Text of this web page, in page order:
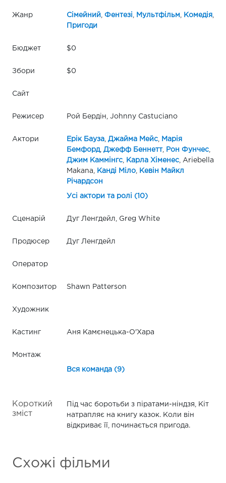
Жанр Сімейний Фентезі Мультфільм, Комедія,
Пригоди
Бюджет $0
Збори $0
Сайт
Режисер Рой Бердін, Johnny Castuciano
Актори Ерік Бауза, Джайма Мейс,
Марія
Бемфорд, Джефф Беннетт, Рон Фунчес,
Джим Каммінгс, Карла Хіменес, Ariebella
Makana,
Канді Міло,
Кевін Майкл
Річардсон
Усі актори та ролі (10)
Сценарій Дуг Ленгдейл, Greg White
Продюсер Дуг Ленгдейл
Оператор
Композитор Shawn Patterson
Художник
Кастинг Аня Камєнецька-О'Хара
Монтаж
Вся команда (9)
Короткий
зміст
Під час боротьби з піратами-ніндзя, Кіт
натрапляє на книгу казок. Коли він
відкриває її, починається пригода.
Схожі фільми